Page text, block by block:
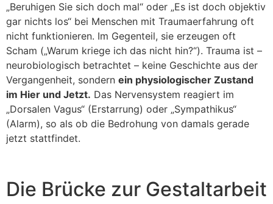
„Beruhigen Sie sich doch mal“ oder „Es ist doch objektiv
gar nichts los“ bei Menschen mit Traumaerfahrung oft
nicht funktionieren. Im Gegenteil, sie erzeugen oft
Scham („Warum kriege ich das nicht hin?“). Trauma ist –
neurobiologisch betrachtet – keine Geschichte aus der
Vergangenheit, sondern ein physiologischer Zustand
im Hier und Jetzt. Das Nervensystem reagiert im
„Dorsalen Vagus“ (Erstarrung) oder „Sympathikus“
(Alarm), so als ob die Bedrohung von damals gerade
jetzt stattfindet.
Die Brücke zur Gestaltarbeit